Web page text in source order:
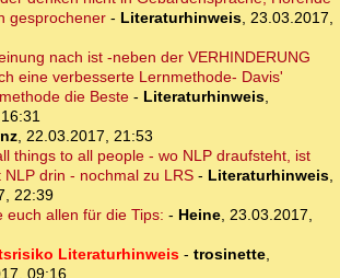
gesprochener - Literaturhinweis, 23.03.2017,
nach ist -neben der VERHINDERUNG
eine verbesserte Lernmethode- Davis'
die Beste - Literaturhinweis,
, 22.03.2017, 21:53
things to all people - wo NLP draufsteht, ist
NLP drin - nochmal zu LRS - Literaturhinweis,
22:39
euch allen für die Tips: - Heine, 23.03.2017,
Literaturhinweis- trosinette,
09:16